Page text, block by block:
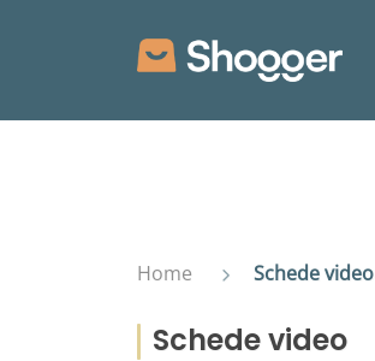
Home Schede video
Schede video